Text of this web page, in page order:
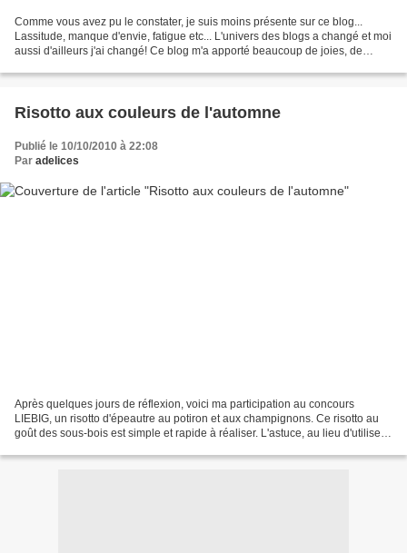
Comme vous avez pu le constater, je suis moins présente sur ce blog...
Lassitude, manque d'envie, fatigue etc... L'univers des blogs a changé et moi
aussi d'ailleurs j'ai changé! Ce blog m'a apporté beaucoup de joies, de
Risotto aux couleurs de l'automne
Publié le 10/10/2010 à 22:08
Par adelices
Après quelques jours de réflexion, voici ma participation au concours
LIEBIG, un risotto d'épeautre au potiron et aux champignons. Ce risotto au
goût des sous-bois est simple et rapide à réaliser. L'astuce, au lieu d'utiliser